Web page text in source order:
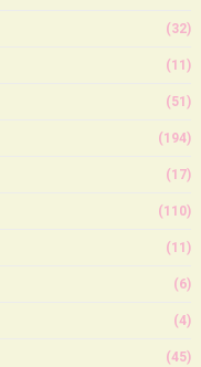
(32)
(11)
(51)
(194)
(17)
(110)
(11)
(6)
(4)
(45)